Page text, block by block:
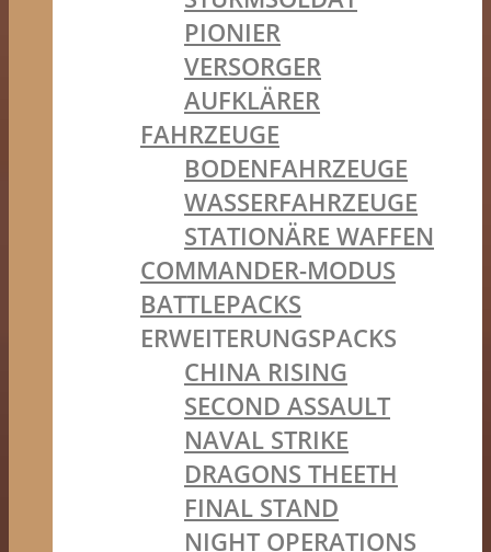
PIONIER
VERSORGER
AUFKLÄRER
FAHRZEUGE
BODENFAHRZEUGE
WASSERFAHRZEUGE
STATIONÄRE WAFFEN
COMMANDER-MODUS
BATTLEPACKS
ERWEITERUNGSPACKS
CHINA RISING
SECOND ASSAULT
NAVAL STRIKE
DRAGONS THEETH
FINAL STAND
NIGHT OPERATIONS